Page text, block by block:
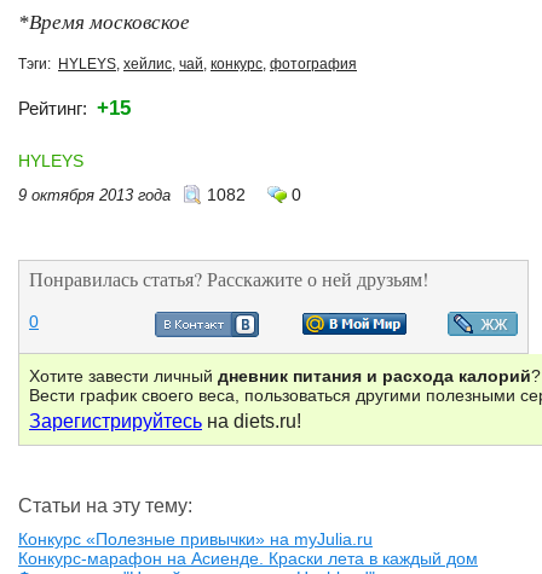
*Время московское
Тэги: HYLEYS, хейлис, чай, конкурс, фотография
Рейтинг: +15
HYLEYS
9 октября 2013 года 1082 0
Понравилась статья? Расскажите о ней друзьям!
0
Хотите завести личный дневник питания и расхода калорий?
Вести график своего веса, пользоваться другими полезными
Зарегистрируйтесь на diets.ru!
Статьи на эту тему:
Конкурс «Полезные привычки» на myJulia.ru
Конкурс-марафон на Асиенде. Краски лета в каждый дом